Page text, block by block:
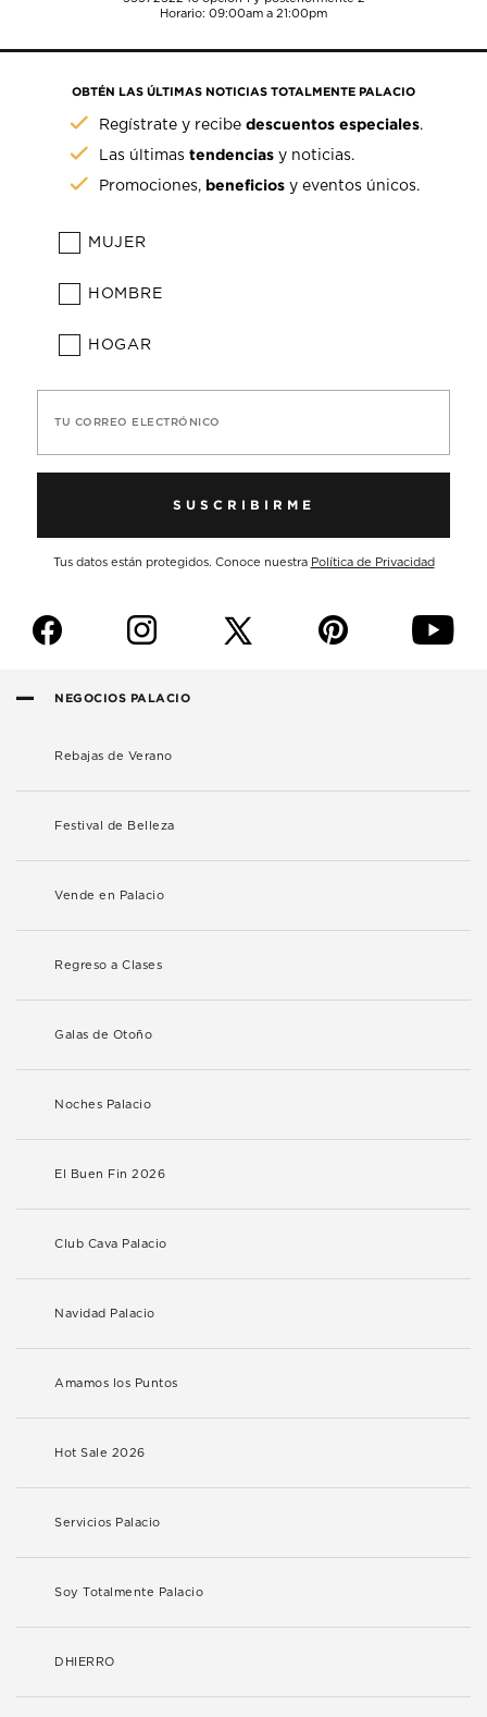
Horario: 09:00am a 21:00pm
OBTÉN LAS ÚLTIMAS NOTICIAS TOTALMENTE PALACIO
Regístrate y recibedescuentos especiales.
Las últimastendencias y noticias.
Promociones, beneficios y eventos únicos.
MUJER
HOMBRE
HOGAR
TU CORREO ELECTRÓNICO
SUSCRIBIRME
Tus datos están protegidos. Conoce nuestra Política de Privacidad
f i p y
NEGOCIOS PALACIO
Rebajas de Verano
Festival de Belleza
Vende en Palacio
Regreso a Clases
Galas de Otoño
Noches Palacio
El Buen Fin 2026
Club Cava Palacio
Navidad Palacio
Amamos los Puntos
Hot Sale 2026
Servicios Palacio
Soy Totalmente Palacio
DHIERRO